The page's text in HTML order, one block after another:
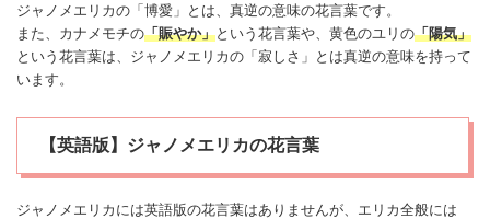
ジャノメ エリカの「博愛」とは、真逆の意味の花言葉です。
また、カナメモチの「賑やか」という花言葉や、黄色のユリの「陽気」
という花言葉は、ジャノメ エリカの「寂しさ」とは真逆の意味を持って
います。
【英語版】ジャノメエリカの花言葉
ジャノメ エリカ には英語版の花言葉はありませんが、 エリカ全般には